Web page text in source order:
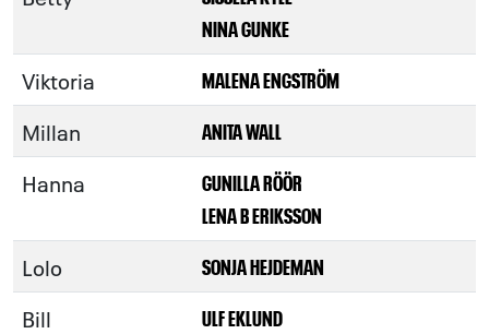
NINA GUNKE
Viktoria MALENA ENGSTRÖM
Millan ANITA WALL
Hanna
GUNILLA RÖÖR
LENA B ERIKSSON
Lolo SONJA HEJDEMAN
Bill
ULF EKLUND